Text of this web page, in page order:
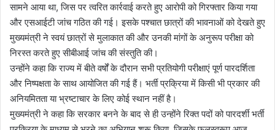
सामने आया था, जिस पर त्वरित कार्रवाई करते हुए आरोपी को गिरफ्तार किया गया
और एसआईटी जांच गठित की गई। इसके पश्चात छात्रों की भावनाओं को देखते हुए
मुख्यमंत्री ने स्वयं छात्रों से मुलाकात की और उनकी मांगों के अनुरूप परीक्षा को
निरस्त करते हुए सीबीआई जांच की संस्तुति की।
उन्होंने कहा कि राज्य में बीते वर्षों के दौरान सभी प्रतियोगी परीक्षाएं पूर्ण पारदर्शिता
और निष्पक्षता के साथ आयोजित की गई हैं। भर्ती प्रक्रिया में किसी भी प्रकार की
अनियमितता या भ्रष्टाचार के लिए कोई स्थान नहीं है।
मुख्यमंत्री ने कहा कि सरकार बनने के बाद से ही उन्होंने रिक्त पदों को पारदर्शी भर्ती